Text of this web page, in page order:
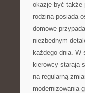
okazję być także
rodzina posiada
domowe
niezbędnym
każdego dnia.
kierowcy starają
na regularną
modernizowania